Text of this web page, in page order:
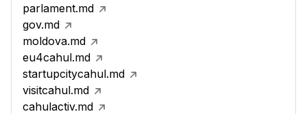
parlament.md
gov.md
moldova.md
eu4cahul.md
startupcitycahul.md
visitcahul.md
cahulactiv.md